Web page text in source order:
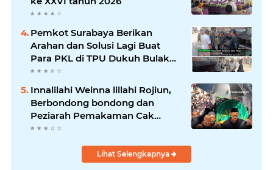
Pemkot Surabaya Berikan
Arahan dan Solusi Lagi Buat
Para PKL di TPU Dukuh Bulak
Banteng Surabaya
Innalilahi Weinna lillahi Rojiun,
Berbondong bondong dan
Peziarah Pemakaman Cak
Soleh.
Lihat Selengkapnya